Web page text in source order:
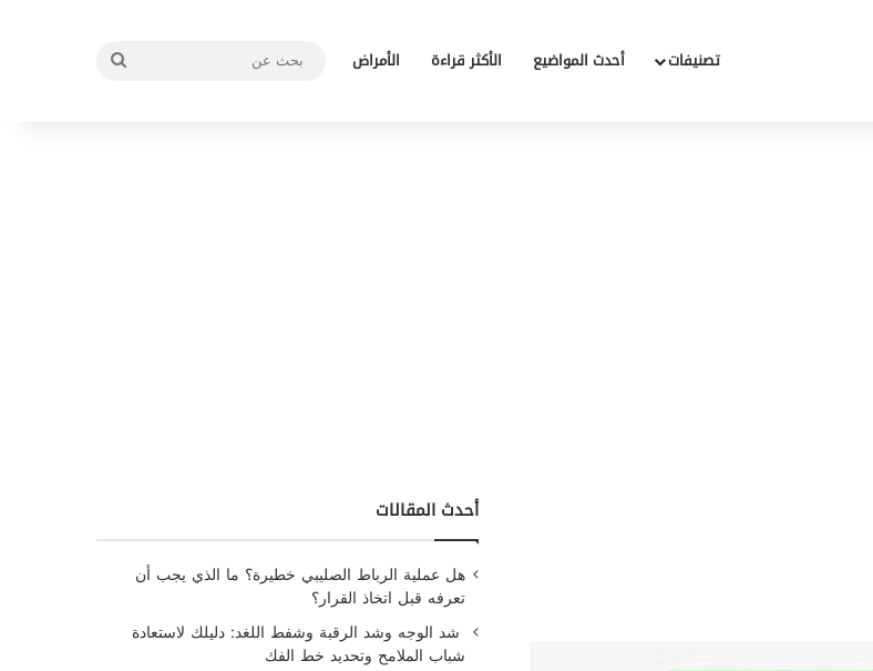
تصنيفات أحدث المواضيع الأكثر قراءة الأمراض
أحدث المقالات
هل عملية الرباط الصليبي خطيرة؟ ما الذي يجب أن
تعرفه قبل اتخاذ القرار؟
شد الوجه وشد الرقبة وشفط اللغد: دليلك لاستعادة
شباب الملامح وتحديد خط الفك